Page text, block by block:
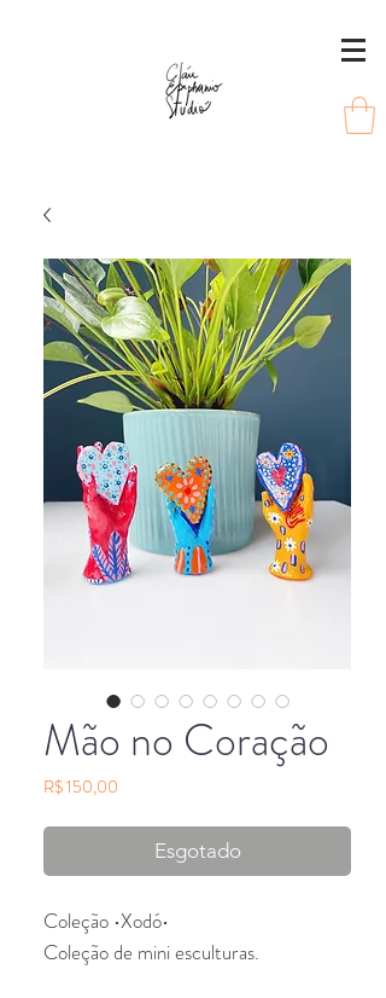
Mão no Coração
R$ 150,00
Esgotado
Coleção •Xodó•
Coleção de mini esculturas.